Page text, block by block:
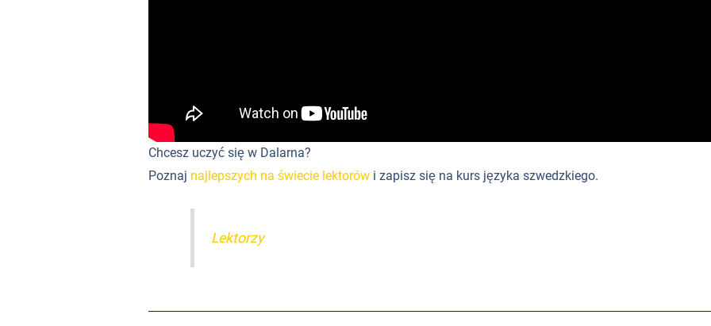
Chcesz uczyć się w Dalarna?
Poznaj najlepszych na świecie lektorów i zapisz się na kurs języka szwedzkiego.
Lektorzy